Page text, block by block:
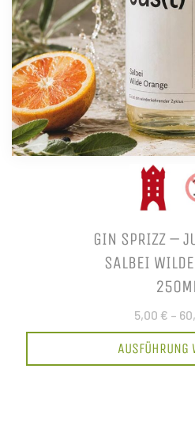
GIN SPRIZZ –
SALBEI
5,00 € –
AUSFÜHRUNG